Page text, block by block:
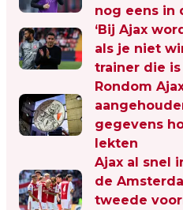
nog eens in
‘Bij Ajax
als je niet
trainer die
Rondom
gegevens
lekten
Ajax al snel
de
tweede